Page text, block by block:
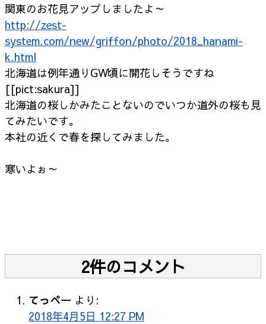
関東のお花見アップしましたよ～
http://zest-
system.com/new/griffon/photo/2018_hanami-
k.html
北海道は例年通りGW頃に開花しそうですね
[[pict:sakura]]
北海道の桜しかみたことないのでいつか道外の桜も見
てみたいです。
本社の近くで春を探してみました。
寒いよぉ～
2件のコメント
てっぺー より:
2018年4月5日 12:27 PM